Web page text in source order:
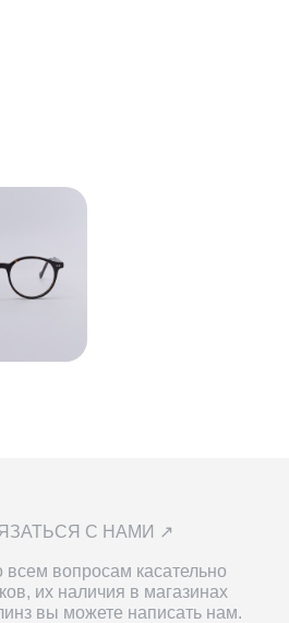
всем вопросам касательно
их наличия в магазинах
вы можете написать нам.
С НАМИ ↗